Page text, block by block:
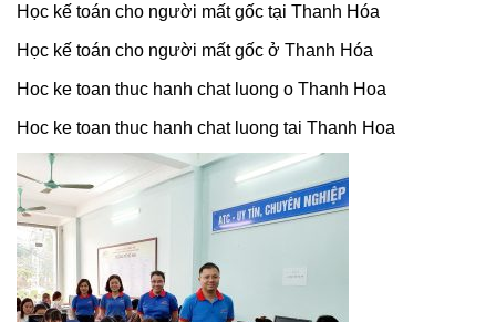
Học kế toán cho người mất gốc tại Thanh Hóa
Học kế toán cho người mất gốc ở Thanh Hóa
Hoc ke toan thuc hanh chat luong o Thanh Hoa
Hoc ke toan thuc hanh chat luong tai Thanh Hoa